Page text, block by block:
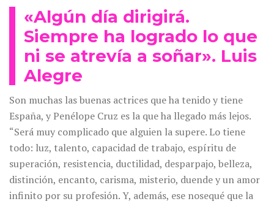
«Algún día dirigirá.
Siempre ha logrado lo que
ni se atrevía a soñar». Luis
Alegre
Son muchas las buenas actrices que ha tenido y tiene
España, y Penélope Cruz es la que ha llegado más lejos.
“Será muy complicado que alguien la supere. Lo tiene
todo: luz, talento, capacidad de trabajo, espíritu de
superación, resistencia, ductilidad, desparpajo, belleza,
distinción, encanto, carisma, misterio, duende y un amor
infinito por su profesión. Y, además, ese nosequé que la